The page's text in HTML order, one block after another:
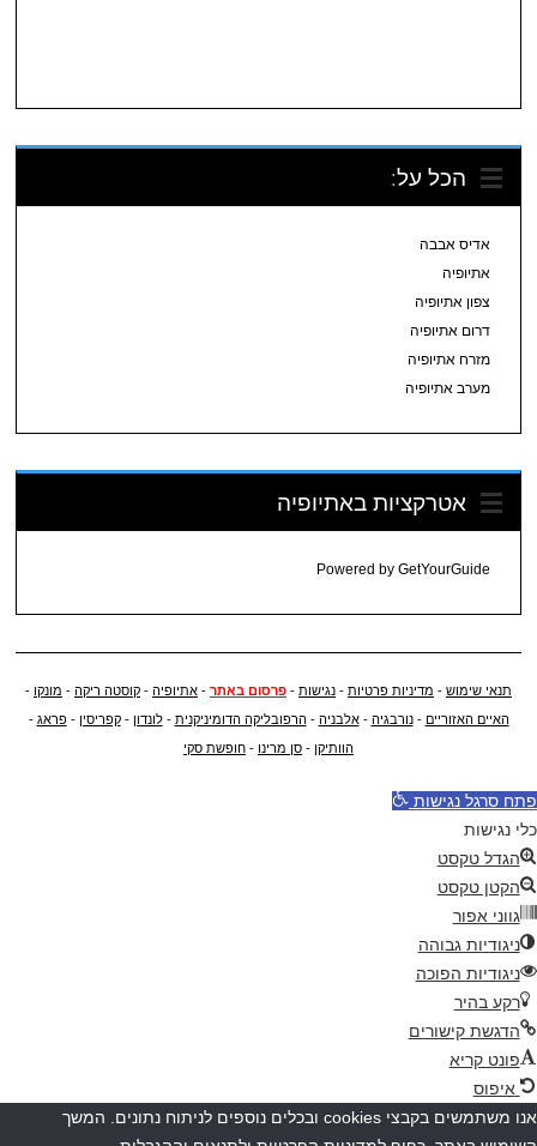
הכל על:
אדיס אבבה
אתיופיה
צפון אתיופיה
דרום אתיופיה
מזרח אתיופיה
מערב אתיופיה
אטרקציות באתיופיה
Powered by GetYourGuide
תנאי שימוש - מדיניות פרטיות - נגישות - פרסום באתר - אתיופיה - קוסטה ריקה - מונקו -
האיים האזוריים -נורבגיה -אלבניה -הרפובליקה הדומיניקנית -לונדון -קפריסין -פראג -
הוותיקן - סן מרינו - חופשת סקי
פתח סרגל נגישות
כלי נגישות
הגדל טקסט
הקטן טקסט
גווני אפור
ניגודיות גבוהה
ניגודיות הפוכה
רקע בהיר
הדגשת קישורים
פונט קריא
איפוס
אנו משתמשים בקבצי cookies ובכלים נוספים לניתוח נתונים. המשך